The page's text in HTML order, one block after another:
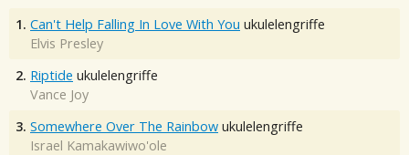
1. Can't Help Falling In Love With You ukulelengriffe
Elvis Presley
2. Riptide ukulelengriffe
Vance Joy
3. Somewhere Over The Rainbow ukulelengriffe
Israel Kamakawiwo'ole